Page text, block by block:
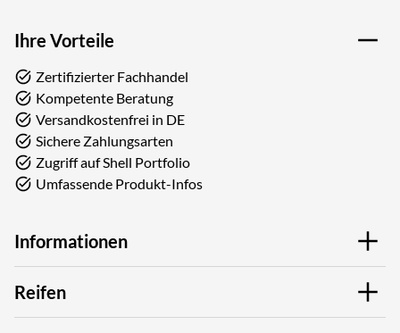
Ihre Vorteile
Zertifizierter Fachhandel
Kompetente Beratung
Versandkostenfrei in DE
Sichere Zahlungsarten
Zugriff auf Shell Portfolio
Umfassende Produkt-Infos
Informationen
Reifen